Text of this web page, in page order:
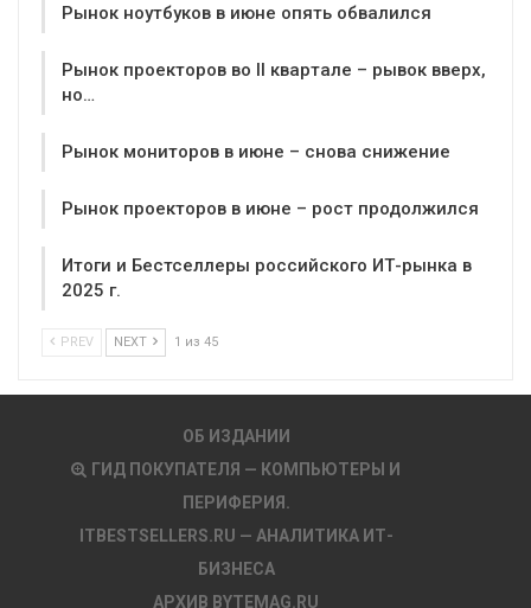
Рынок ноутбуков в июне опять обвалился
Рынок проекторов во II квартале – рывок вверх,
но…
Рынок мониторов в июне – снова снижение
Рынок проекторов в июне – рост продолжился
Итоги и Бестселлеры российского ИТ-рынка в
2025 г.
PREV NEXT 1 из 45
ОБ ИЗДАНИИ
ГИД ПОКУПАТЕЛЯ — КОМПЬЮТЕРЫ И
ПЕРИФЕРИЯ.
ITBESTSELLERS.RU — АНАЛИТИКА ИТ-
БИЗНЕСА
АРХИВ BYTEMAG.RU